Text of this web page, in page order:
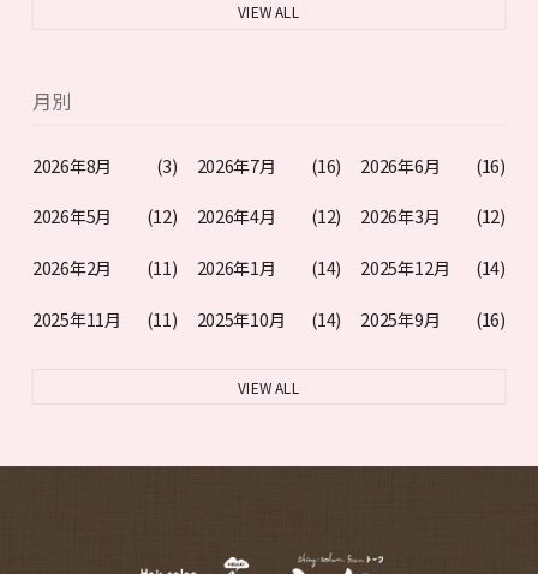
VIEW ALL
月別
2026年8月 (3) 2026年7月 (16) 2026年6月 (16)
2026年5月 (12) 2026年4月 (12) 2026年3月 (12)
2026年2月 (11) 2026年1月 (14) 2025年12月 (14)
2025年11月 (11) 2025年10月 (14) 2025年9月 (16)
VIEW ALL